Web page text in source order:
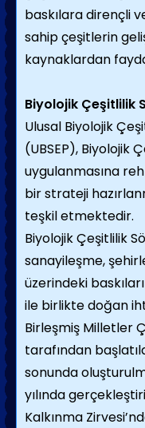
baskılara dirençli
sahip çeşitlerin
kaynaklardan
Biyolojik Çeşitlilik
Ulusal Biyolojik
(UBSEP), Biyolojik
uygulanmasına
bir strateji
teşkil etmektedir.
Biyolojik Çeşitlilik
sanayileşme,
üzerindeki
ile birlikte doğan
Birleşmiş Milletler
tarafından
sonunda
yılında
Kalkınma